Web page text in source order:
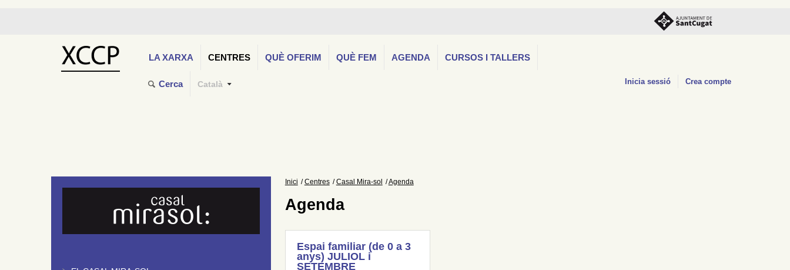
LA XARXA CENTRES QUÈ OFERIM QUÈ FEM AGENDA CURSOS I TALLERS
Cerca Català Inicia sessió Crea compte
Inici Centres Casal Mira-sol Agenda
Agenda
Espai familiar (de 0 a 3
anys) JULIOL i
SETEMBRE